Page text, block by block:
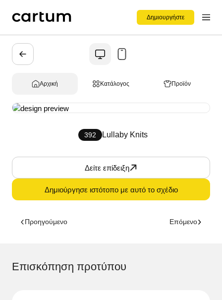
Δημιουργήστε
Αρχική Κατάλογος Προϊόν
392 Lullaby Knits
Δείτε επίδειξη
Δημιούργησε ιστότοπο με αυτό το σχέδιο
Προηγούμενο Επόμενο
Επισκόπηση προτύπου